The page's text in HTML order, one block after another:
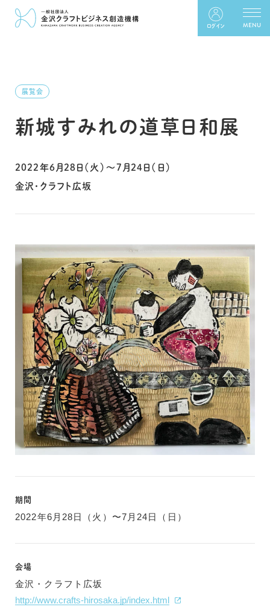
ログイン
新城すみれの道草日和展
展覧会
2022年6月28日（火）〜7月24日（日）
金沢・クラフト広坂
期間
2022年6月28日（火）〜7月24日（日）
会場
金沢・クラフト広坂
http://www.crafts-hirosaka.jp/index.html